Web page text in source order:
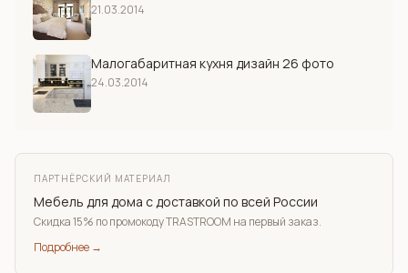
21.03.2014
Малогабаритная кухня дизайн 26 фото
24.03.2014
ПАРТНЁРСКИЙ МАТЕРИАЛ
Мебель для дома с доставкой по всей России
Скидка 15% по промокоду TRASTROOM на первый заказ.
Подробнее →